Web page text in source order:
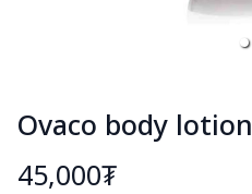
Ovaco body lotion
45,000₮